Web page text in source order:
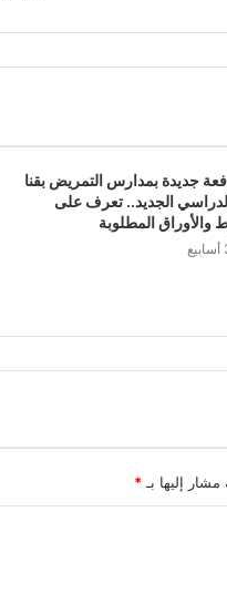
جديدة بمدارس التمريض بقنا
الجديد.. تعرف على
والأوراق المطلوبة
مشار إليها بـ*